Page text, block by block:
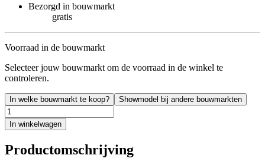
Bezorgd in bouwmarkt
gratis
Voorraad in de bouwmarkt
Selecteer jouw bouwmarkt om de voorraad in de winkel te
controleren.
In welke bouwmarkt te koop? Showmodel bij andere bouwmarkten
In winkelwagen
Productomschrijving